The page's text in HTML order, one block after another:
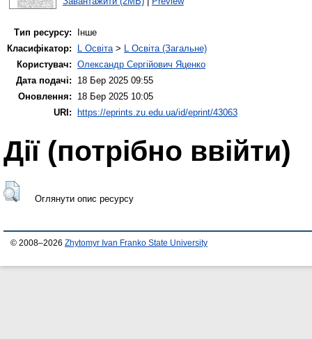
Тип ресурсу:
Інше
Класифікатор:
L Освіта> L Освіта (Загальне)
Користувач: Олександр Сергійович Яценко
Дата подачі:
18 Бер 2025 09:55
Оновлення:
18 Бер 2025 10:05
URI:
https://eprints.zu.edu.ua/id/eprint/43063
Дії ​​(потрібно ввійти)
Оглянути опис ресурсу
© 2008–2026 Zhytomyr Ivan Franko State University